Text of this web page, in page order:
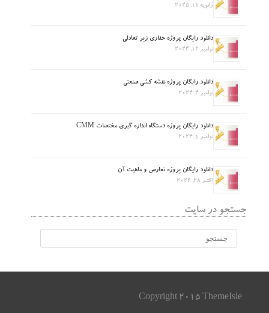
ژانویه 11, 2025
دانلود رایگان پروژه حفاری زیر تعادلی
نوامبر 12, 2024
دانلود رایگان پروژه نقشه کشی صنعتی
نوامبر 4, 2024
دانلود رایگان پروژه دستگاه اندازه گیری مختصات CMM
نوامبر 1, 2024
دانلود رایگان پروژه تعارض و ماهیت آن
اکتبر 28, 2024
جستجو در سایت
Copyright 2015 ThemeIsle